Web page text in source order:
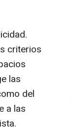
criterios
las
del
a las